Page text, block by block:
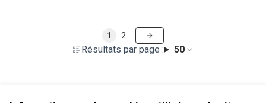
Résultats par page : 50
1 2